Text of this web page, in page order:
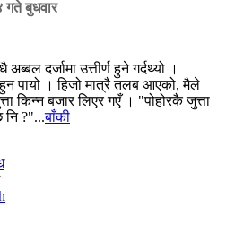
गते बुधवार
दर्जामा उत्तीर्ण हुने गर्दथ्यो ।
हुन पायो । हिजो मात्रै तलब आएको, मैले
किन्न बजार लिएर गएँ । "पोहोरकै जुत्ता
नि ?"...बाँकी